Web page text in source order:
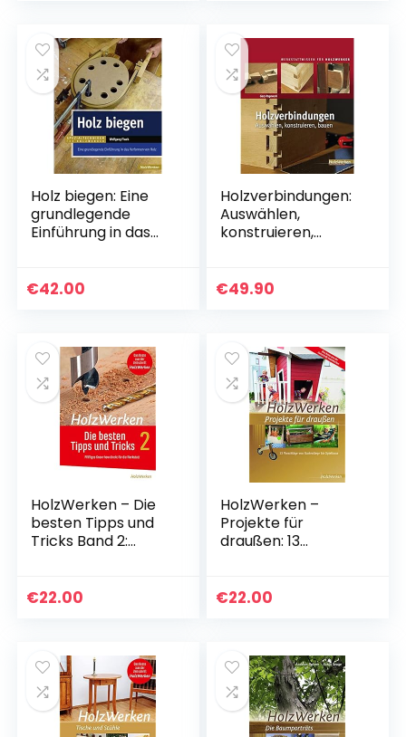
Holz biegen: Eine
grundlegende
Einführung in das
€42.00
Holzverbindungen:
Auswählen,
konstruieren,
€49.90
HolzWerken – Die
besten Tipps und
Tricks Band 2:
€22.00
HolzWerken –
Projekte für
draußen: 13
Spielhaus
€22.00